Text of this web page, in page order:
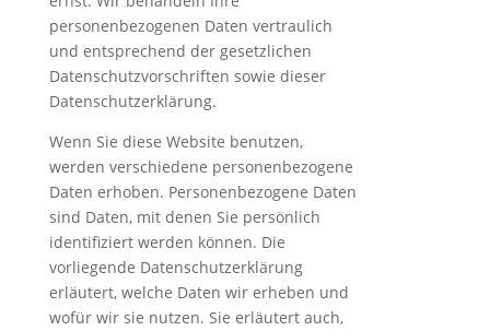
personenbezogenen Daten vertraulich
und entsprechend der gesetzlichen
Datenschutzvorschriften sowie dieser
Datenschutzerklärung.
Wenn Sie diese Website benutzen,
werden verschiedene personenbezogene
Daten erhoben. Personenbezogene Daten
sind Daten, mit denen Sie persönlich
identifiziert werden können. Die
vorliegende Datenschutzerklärung
erläutert, welche Daten wir erheben und
wofür wir sie nutzen. Sie erläutert auch,